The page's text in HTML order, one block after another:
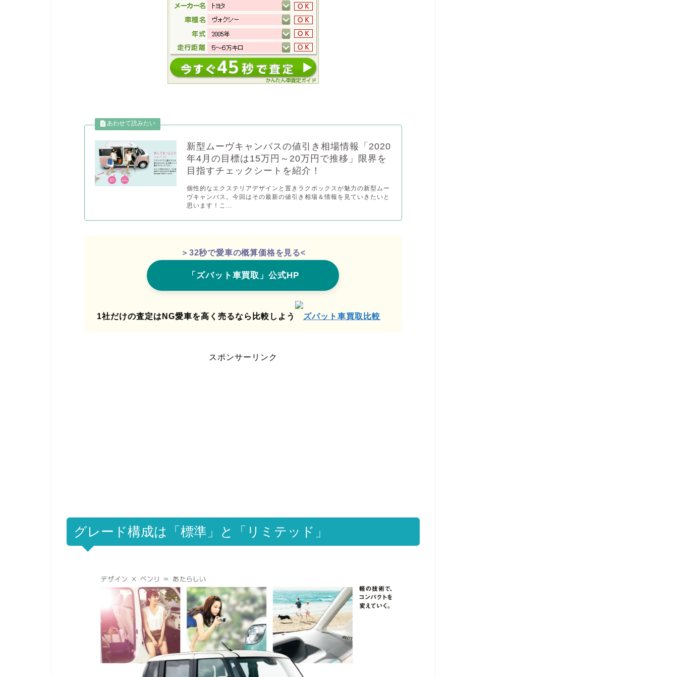
新型ムーヴキャンバスの値引き相場情報「2020
年4月の目標は15万円～20万円で推移」限界を
目指すチェックシートを紹介！
個性的なエクステリアデザインと置きラクボックスが魅力の新型ムー
ヴキャンバス。今回はその最新の値引き相場＆情報を見ていきたいと
思います！こ...
＞32秒で愛車の概算価格を見る<
「ズバット車買取」公式HP
1社だけの査定はNG愛車を高く売るなら比較しよう ズバット車買取比較
スポンサーリンク
グレード構成は「標準」と「リミテッド」